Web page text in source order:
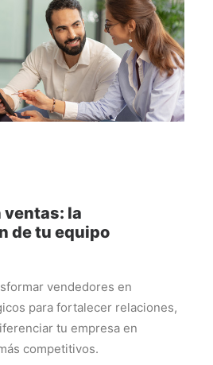
ventas: la
de tu equipo
vendedores en
para fortalecer relaciones,
tu empresa en
competitivos.